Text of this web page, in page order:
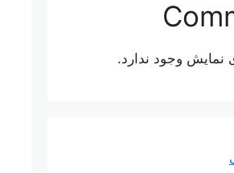
نمایش وجود ندارد.